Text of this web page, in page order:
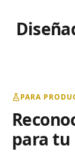
PARA
para tu